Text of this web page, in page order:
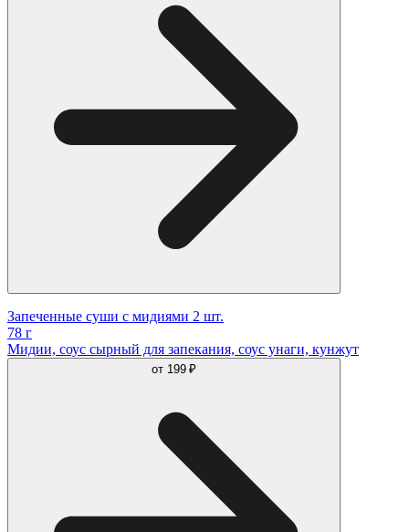
Запеченные суши с мидиями 2 шт.
78 г
Мидии, соус сырный для запекания, соус унаги, кунжут
от 199 ₽